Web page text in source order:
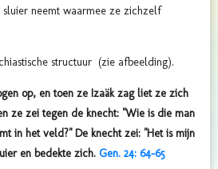
neemt waarmee ze zichzelf
structuur (zie afbeelding).
op, en toen ze Izaäk zag liet ze zich
ze zei tegen de knecht: "Wie is die man
in het veld?" De knecht zei: "Het is mijn
en bedekte zich. Gen. 24: 64-65